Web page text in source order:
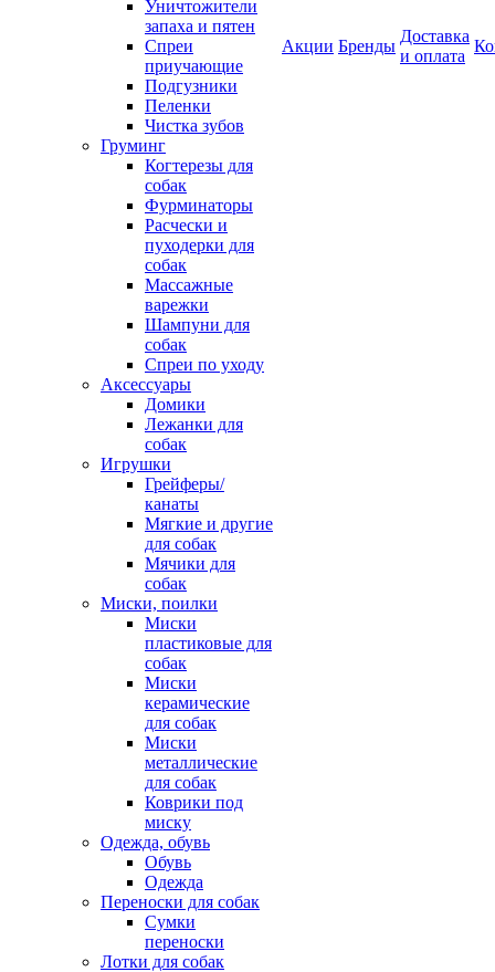
Уничтожители
запаха и пятен
Спреи
приучающие
Подгузники
Пеленки
Чистка зубов
Груминг
Когтерезы для
собак
Фурминаторы
Расчески и
пуходерки для
собак
Массажные
варежки
Шампуни для
собак
Спреи по уходу
Аксессуары
Домики
Лежанки для
собак
Игрушки
Грейферы/
канаты
Мягкие и другие
для собак
Мячики для
собак
Миски, поилки
Миски
пластиковые для
собак
Миски
керамические
для собак
Миски
металлические
для собак
Коврики под
миску
Одежда, обувь
Обувь
Одежда
Переноски для собак
Сумки
переноски
Лотки для собак
Акции Бренды
Доставка
и оплата